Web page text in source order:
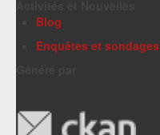
Blog
Enquêtes et sondages